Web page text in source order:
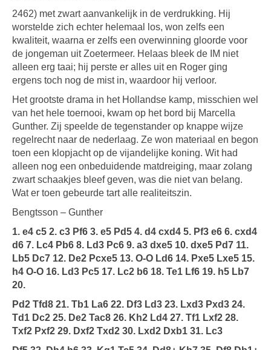
2462) met zwart aanvankelijk in de verdrukking. Hij
worstelde zich echter helemaal los, won zelfs een
kwaliteit, waarna er zelfs een overwinning gloorde voor
de jongeman uit Zoetermeer. Helaas bleek de IM niet
alleen erg taai; hij perste er alles uit en Roger ging
ergens toch nog de mist in, waardoor hij verloor.
Het grootste drama in het Hollandse kamp, misschien wel
van het hele toernooi, kwam op het bord bij Marcella
Gunther. Zij speelde de tegenstander op knappe wijze
regelrecht naar de nederlaag. Ze won materiaal en begon
toen een klopjacht op de vijandelijke koning. Wit had
alleen nog een onbeduidende matdreiging, maar zolang
zwart schaakjes bleef geven, was die niet van belang.
Wat er toen gebeurde tart alle realiteitszin.
Bengtsson – Gunther
1. e4 c5 2. c3 Pf6 3. e5 Pd5 4. d4 cxd4 5. Pf3 e6 6. cxd4
d6 7. Lc4 Pb6 8. Ld3 Pc6 9. a3 dxe5 10. dxe5 Pd7 11.
Lb5 Dc7 12. De2 Pcxe5 13. O-O Ld6 14. Pxe5 Lxe5 15.
h4 O-O 16. Ld3 Pc5 17. Lc2 b6 18. Te1 Lf6 19. h5 Lb7
20.
Pd2 Tfd8 21. Tb1 La6 22. Df3 Ld3 23. Lxd3 Pxd3 24.
Td1 Dc2 25. De2 Tac8 26. Kh2 Ld4 27. Tf1 Lxf2 28.
Txf2 Pxf2 29. Dxf2 Txd2 30. Lxd2 Dxb1 31. Lc3